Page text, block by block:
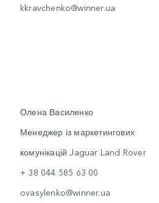
kkravchenko@winner.ua
Олена Василенко
Менеджер із маркетингових
комунікацій Jaguar Land Rover
+ 38 044 585 63 00
ovasylenko@winner.ua